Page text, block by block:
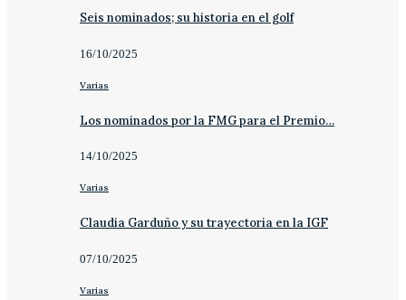
Seis nominados; su historia en el golf
16/10/2025
Varias
Los nominados por la FMG para el Premio…
14/10/2025
Varias
Claudia Garduño y su trayectoria en la IGF
07/10/2025
Varias